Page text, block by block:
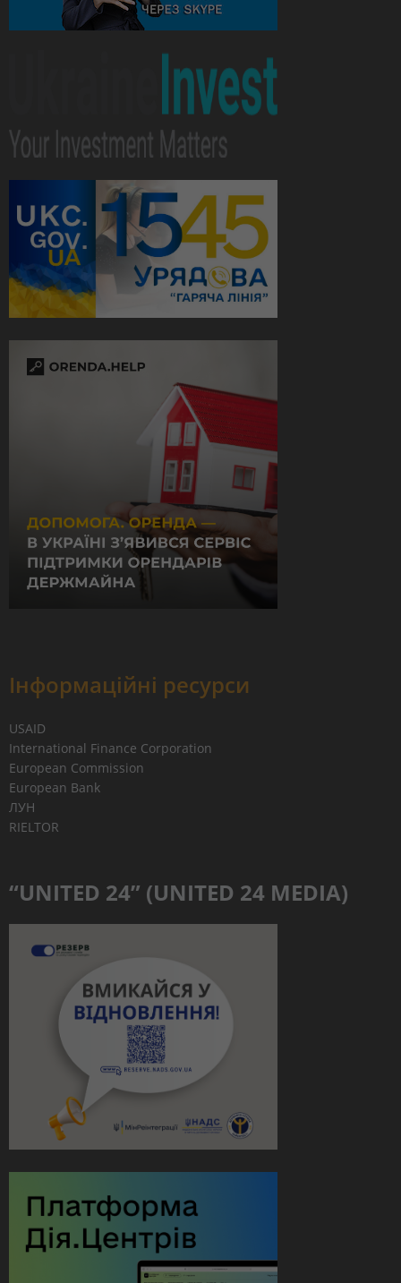
Інформаційні ресурси
USAID
International Finance Corporation
European Commission
European Bank
ЛУН
RIELTOR
“UNITED 24” (UNITED 24 MEDIA)